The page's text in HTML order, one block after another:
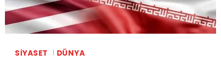
SIYASET DÜNYA